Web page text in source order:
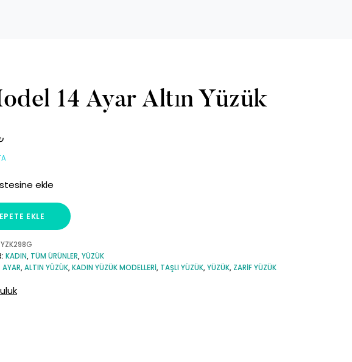
14 Ayar Altın Yüzük
ekle
EKLE
YZK298G
KADIN, TÜM ÜRÜNLER,YÜZÜK
AYAR,ALTIN YÜZÜK,KADIN YÜZÜK MODELLERI, TAŞLI YÜZÜK,YÜZÜK, ZARIF YÜZÜK